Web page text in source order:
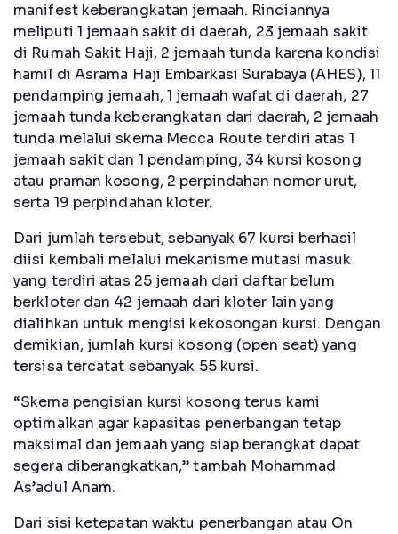
manifest keberangkatan jemaah. Rinciannya
meliputi 1 jemaah sakit di daerah, 23 jemaah sakit
di Rumah Sakit Haji, 2 jemaah tunda karena kondisi
hamil di Asrama Haji Embarkasi Surabaya (AHES), 11
pendamping jemaah, 1 jemaah wafat di daerah, 27
jemaah tunda keberangkatan dari daerah, 2 jemaah
tunda melalui skema Mecca Route terdiri atas 1
jemaah sakit dan 1 pendamping, 34 kursi kosong
atau praman kosong, 2 perpindahan nomor urut,
serta 19 perpindahan kloter.
Dari jumlah tersebut, sebanyak 67 kursi berhasil
diisi kembali melalui mekanisme mutasi masuk
yang terdiri atas 25 jemaah dari daftar belum
berkloter dan 42 jemaah dari kloter lain yang
dialihkan untuk mengisi kekosongan kursi. Dengan
demikian, jumlah kursi kosong (open seat) yang
tersisa tercatat sebanyak 55 kursi.
“Skema pengisian kursi kosong terus kami
optimalkan agar kapasitas penerbangan tetap
maksimal dan jemaah yang siap berangkat dapat
segera diberangkatkan,” tambah Mohammad
As’adul Anam.
Dari sisi ketepatan waktu penerbangan atau On